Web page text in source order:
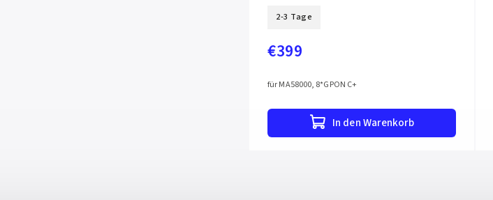
2-3 Tage
€399
In den Warenkorb
für MA58000, 8*GPON C+